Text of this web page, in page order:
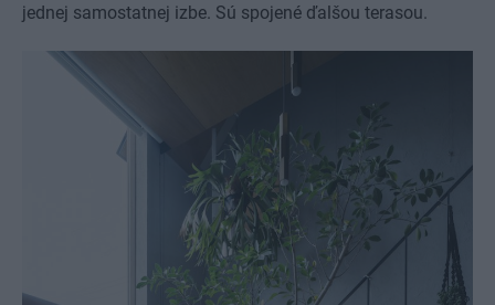
jednej samostatnej izbe. Sú spojené ďalšou terasou.